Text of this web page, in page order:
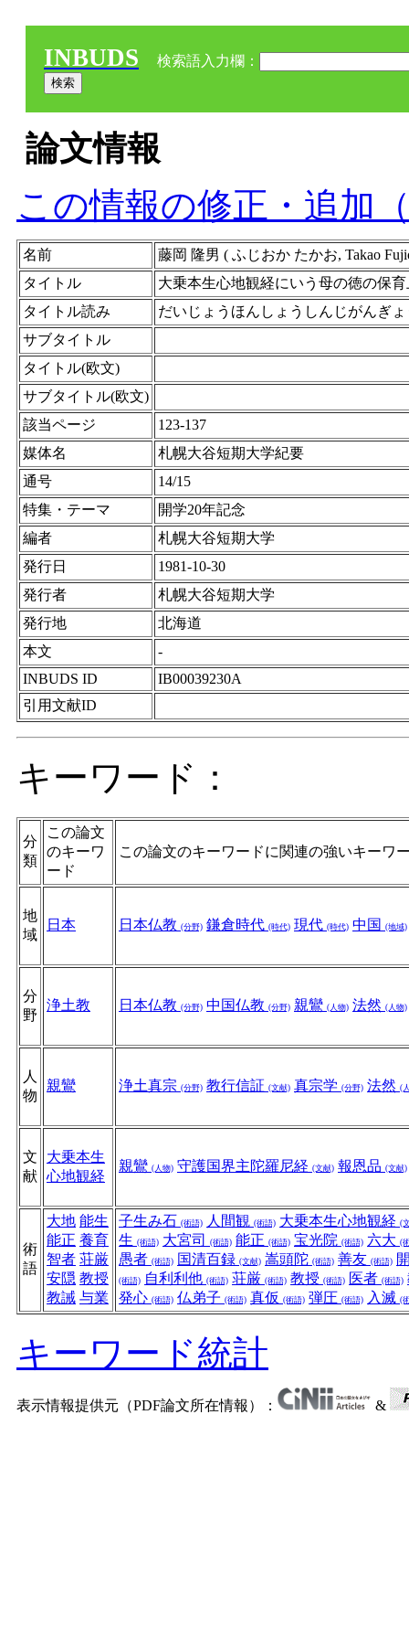
INBUDS 検索語入力欄：
論文情報
この情報の修正・追加
名前
藤岡 隆男 ( ふじおか たかお, Takao
タイトル
大乗本生心地観経にいう母の徳の保
タイトル読み
だいじょうほんしょうしんじがんぎ
サブタイトル
タイトル(欧文)
サブタイトル(欧文)
該当ページ
123-137
媒体名
札幌大谷短期大学紀要
通号
14/15
特集・テーマ
開学20年記念
編者
札幌大谷短期大学
発行日
1981-10-30
発行者
札幌大谷短期大学
発行地
北海道
本文
-
INBUDS ID
IB00039230A
引用文献ID
キーワード：
分
類
この論文
のキーワ
ード
この論文のキーワードに関連の強いキーワ
地
域
日本 日本仏教 (分野) 鎌倉時代 (時代) 現代 (時代) 中国 (地域)
分
野
浄土教 日本仏教 (分野) 中国仏教 (分野) 親鸞 (人物) 法然 (人物)
人
物
親鸞 浄土真宗 (分野) 教行信証 (文献) 真宗学 (分野) 法然 (
文
献
大乗本生
心地観経
親鸞 (人物) 守護国界主陀羅尼経 (文献) 報恩品 (文献)
術
語
大地 能生
能正 養育
智者 荘厳
安隠 教授
教誡 与業
子生み石 (術語) 人間観 (術語) 大乗本生心地観経 (
生 (術語) 大宮司 (術語) 能正 (術語) 宝光院 (術語) 六大 (
愚者 (術語) 国清百録 (文献) 嵩頭陀 (術語) 善友 (術語)
(術語) 自利利他 (術語) 荘厳 (術語) 教授 (術語) 医者 (術語)
発心 (術語) 仏弟子 (術語) 真仮 (術語) 弾圧 (術語) 入滅 (
キーワード統計
表示情報提供元（PDF論文所在情報）： &